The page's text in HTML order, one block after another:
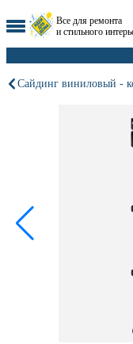
Все для ремонта
и стильного
Сайдинг виниловый -